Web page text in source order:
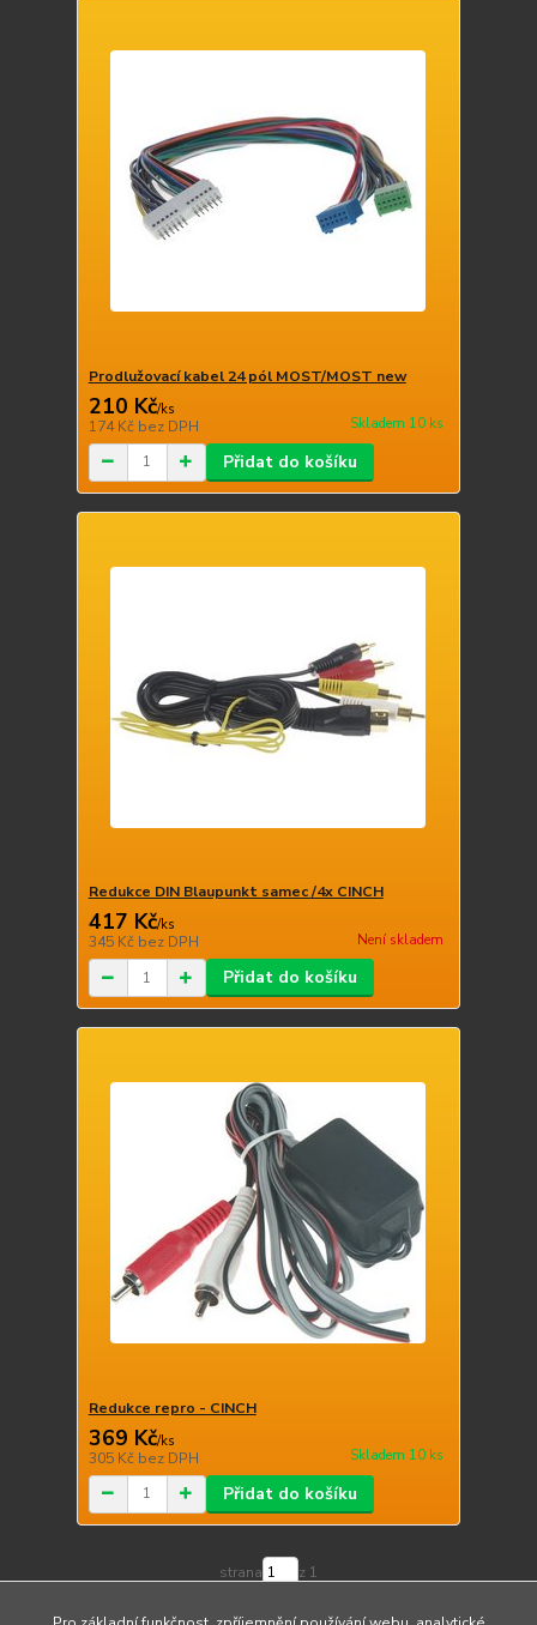
Prodlužovací kabel 24 pól MOST/MOST new
210 Kč/ks
174 Kč bez DPH Skladem 10 ks
Přidat do košíku
Redukce DIN Blaupunkt samec /4x CINCH
417 Kč/ks
345 Kč bez DPH Není skladem
Přidat do košíku
Redukce repro - CINCH
369 Kč/ks
305 Kč bez DPH Skladem 10 ks
Přidat do košíku
strana z 1